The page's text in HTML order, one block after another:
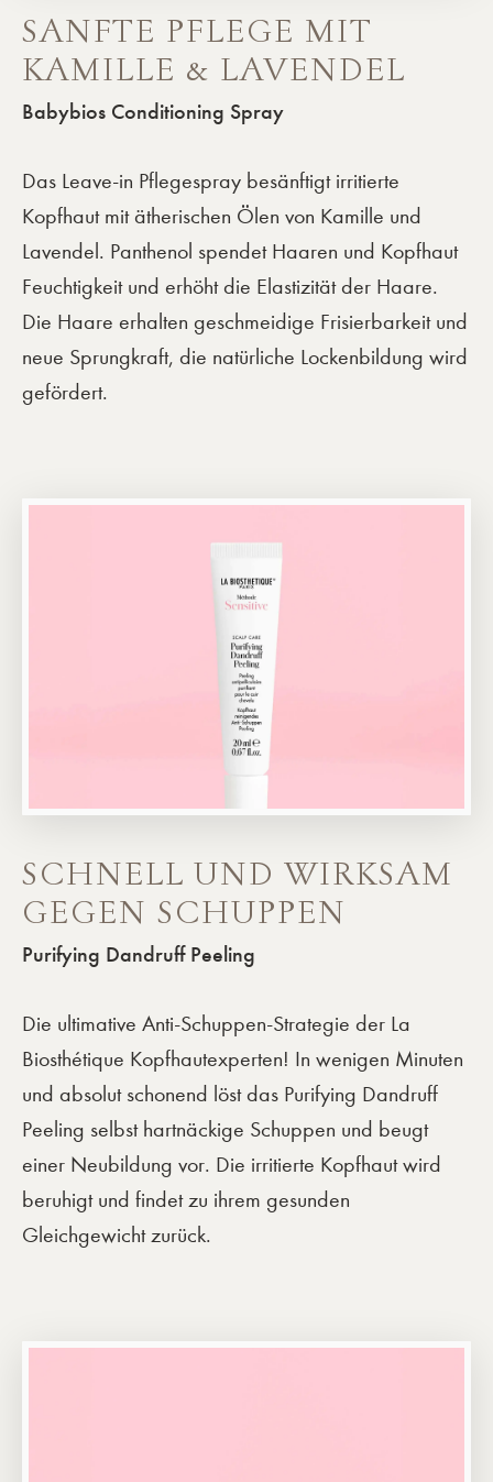
SANFTE PFLEGE MIT
KAMILLE & LAVENDEL
Babybios Conditioning Spray
Das Leave-in Pflegespray besänftigt irritierte
Kopfhaut mit ätherischen Ölen von Kamille und
Lavendel. Panthenol spendet Haaren und Kopfhaut
Feuchtigkeit und erhöht die Elastizität der Haare.
Die Haare erhalten geschmeidige Frisierbarkeit und
neue Sprungkraft, die natürliche Lockenbildung wird
gefördert.
SCHNELL UND WIRKSAM
GEGEN SCHUPPEN
Purifying Dandruff Peeling
Die ultimative Anti-Schuppen-Strategie der La
Biosthétique Kopfhautexperten! In wenigen Minuten
und absolut schonend löst das Purifying Dandruff
Peeling selbst hartnäckige Schuppen und beugt
einer Neubildung vor. Die irritierte Kopfhaut wird
beruhigt und findet zu ihrem gesunden
Gleichgewicht zurück.